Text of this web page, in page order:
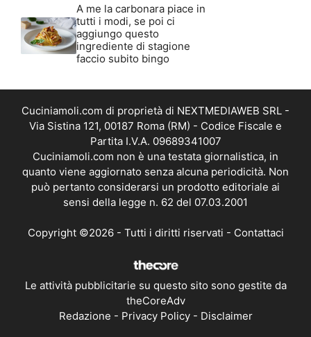
A me la carbonara piace in
tutti i modi, se poi ci
aggiungo questo
ingrediente di stagione
faccio subito bingo
Cuciniamoli.com di proprietà di NEXTMEDIAWEB SRL -
Via Sistina 121, 00187 Roma (RM) - Codice Fiscale e
Partita I.V.A. 09689341007
Cuciniamoli.com non è una testata giornalistica, in
quanto viene aggiornato senza alcuna periodicità. Non
può pertanto considerarsi un prodotto editoriale ai
sensi della legge n. 62 del 07.03.2001
Copyright ©2026 - Tutti i diritti riservati - Contattaci
Le attività pubblicitarie su questo sito sono gestite da
theCoreAdv
Redazione - Privacy Policy- Disclaimer